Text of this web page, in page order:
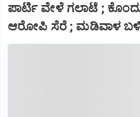
ಪಾರ್ಟಿ ವೇಳೆ‌ ಗಲಾಟೆ ;
ಆರೋಪಿ ಸೆರೆ ; ಮಡಿವಾಳ ಬಳಿ